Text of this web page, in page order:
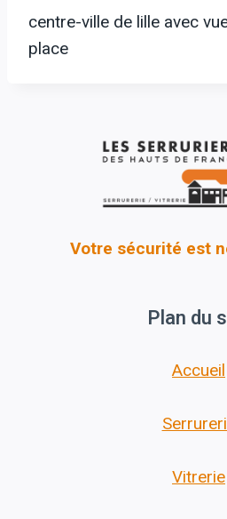
centre-ville de lille avec
place
Votre sécurité est
Plan du
Accueil
Vitrerie